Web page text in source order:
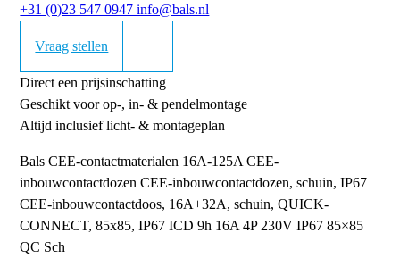
+31 (0)23 547 0947info@bals.nl
Vraag stellen
Direct een prijsinschatting
Geschikt voor op-, in- & pendelmontage
Altijd inclusief licht- & montageplan
Bals CEE-contactmaterialen 16A-125A CEE-
inbouwcontactdozen CEE-inbouwcontactdozen, schuin, IP67
CEE-inbouwcontactdoos, 16A+32A, schuin, QUICK-
CONNECT, 85x85, IP67 ICD 9h 16A 4P 230V IP67 85×85
QC Sch